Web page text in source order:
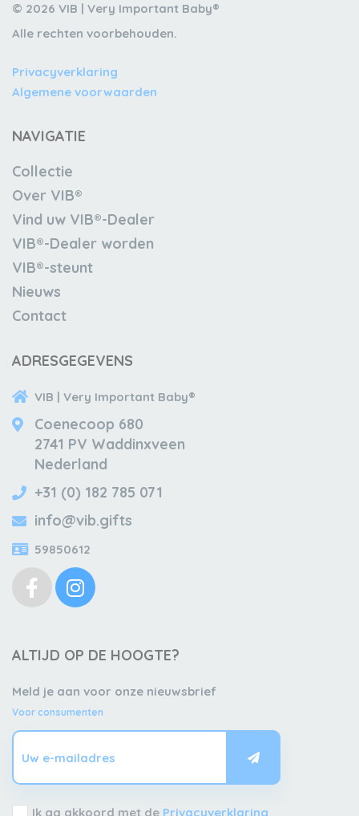
© 2026 VIB | Very Important Baby®
Alle rechten voorbehouden.
Privacyverklaring
Algemene voorwaarden
NAVIGATIE
Collectie
Over VIB®
Vind uw VIB®-Dealer
VIB®-Dealer worden
VIB®-steunt
Nieuws
Contact
ADRESGEGEVENS
VIB | Very Important Baby®
Coenecoop 680
2741 PV Waddinxveen
Nederland
+31 (0) 182 785 071
info@vib.gifts
59850612
ALTIJD OP DE HOOGTE?
Meld je aan voor onze nieuwsbrief
Voor consumenten
Ik ga akkoord met de Privacyverklaring